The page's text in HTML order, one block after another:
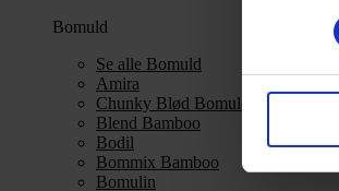
Bomuld
Se alle Bomuld
Amira
Chunky Blød Bomuld
Blend Bamboo
Bodil
Bommix Bamboo
Bomulin